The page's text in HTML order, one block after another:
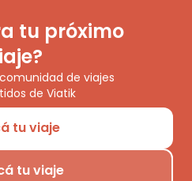
tu próximo
de viajes
de Viatik
tu viaje
tu viaje